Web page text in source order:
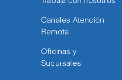
Canales Atención
Remota
Oficinas y
Sucursales